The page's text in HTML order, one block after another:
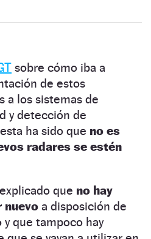
sobre cómo iba a
de estos
a los sistemas de
y detección de
ha sido que no es
radares se estén
que no hay
nuevo a disposición de
que tampoco hay